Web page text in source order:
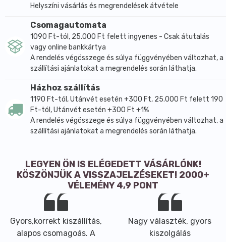
Helyszíni vásárlás és megrendelések átvétele
Csomagautomata
1090 Ft-tól, 25.000 Ft felett ingyenes - Csak átutalás
vagy online bankkártya
A rendelés végösszege és súlya függvényében változhat, a
szállítási ajánlatokat a megrendelés során láthatja.
Házhoz szállítás
1190 Ft-tól, Utánvét esetén +300 Ft, 25.000 Ft felett 190
Ft-tól, Utánvét esetén +300 Ft +1%
A rendelés végösszege és súlya függvényében változhat, a
szállítási ajánlatokat a megrendelés során láthatja.
LEGYEN ÖN IS ELÉGEDETT VÁSÁRLÓNK!
KÖSZÖNJÜK A VISSZAJELZÉSEKET! 2000+
VÉLEMÉNY 4,9 PONT
Gyors,korrekt kiszállítás,
alapos csomagoás. A
Nagy választék, gyors
kiszolgálás